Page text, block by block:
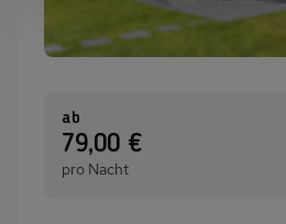
ab
:79,00 €
pro Nacht